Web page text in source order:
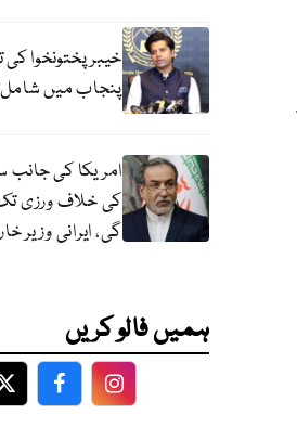
خیبر پختونخوا
پنجاب میں
امریکا کی
کی خلاف ورزی
گی، ایرانی وزیر
ہمیں فالو کریں
TwitterFacebookFacebook